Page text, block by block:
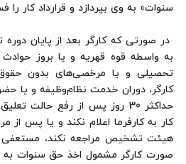
سنوات» به وی بپردازد و قرارداد کار را
در صورتی که کارگر بعد از پایان دوره
به واسطه قوه قهریه و یا بروز
تحصیلی و یا مرخصی‌های بدون
کارگر، دوران خدمت نظام‌وظیفه و یا
حداکثر 30 روز پس از رفع حالت
کار به کارفرما اعلام نکند و یا پس از
هیئت تشخیص مراجعه نکند،
صورت کارگر مشمول اخذ حق سنوات به